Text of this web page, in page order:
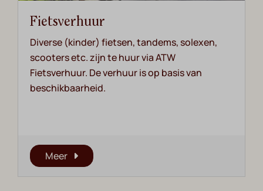
Fietsverhuur
Diverse (kinder) fietsen, tandems, solexen,
scooters etc. zijn te huur via ATW
Fietsverhuur. De verhuur is op basis van
beschikbaarheid.
Meer